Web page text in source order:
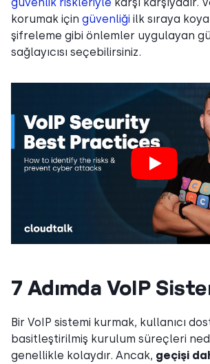
korumak için güvenliği ilk sıraya
şifreleme gibi önlemler uygulayan
sağlayıcısı seçebilirsiniz.
7 Adımda VoIP
Bir VoIP sistemi kurmak, kullanıcı
basitleştirilmiş kurulum süreçleri
genellikle kolaydır. Ancak, geçişi